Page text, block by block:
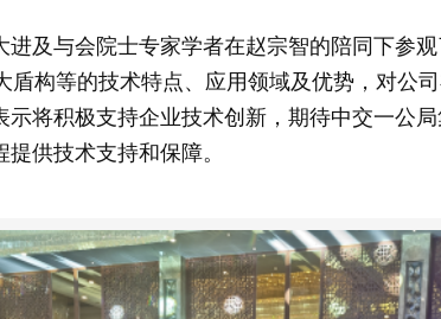
进及与会院士专家学者在赵宗智的陪同下参
盾构等的技术特点、应用领域及优势，对公
示将积极支持企业技术创新，期待中交一公
供技术支持和保障。